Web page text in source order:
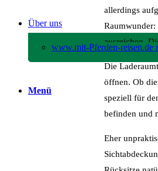
Über uns
www.mit-Pferden-reisen.de
Menü
allerdings
ausreichen.
Die
öffnen. Ob
speziell für
befinden und
Eher